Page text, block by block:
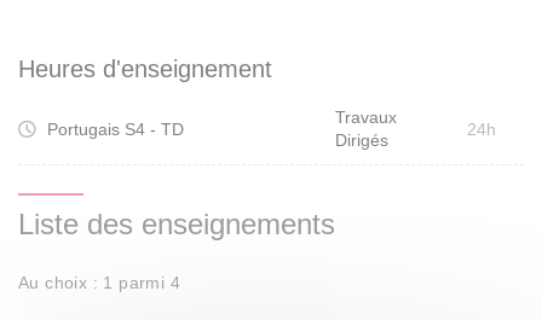
Heures d'enseignement
Portugais S4 - TD
Travaux
Dirigés
24h
Liste des enseignements
Au choix : 1 parmi 4